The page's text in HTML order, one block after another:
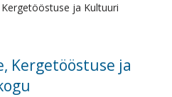
ja Kultuuri
Kergetööstuse ja